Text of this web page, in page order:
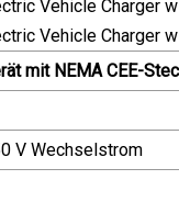
mit NEMA CEE-
V Wechselstrom